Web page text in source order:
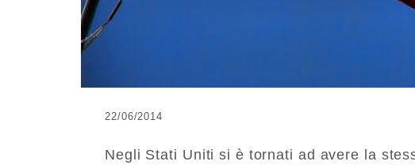
22/06/2014
Negli Stati Uniti si è tornati ad avere la